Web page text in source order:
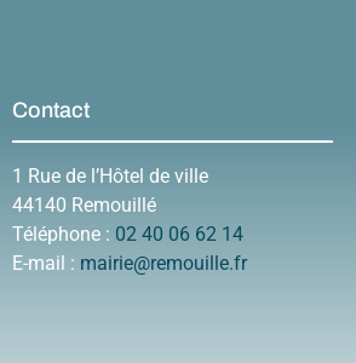
Contact
1 Rue de l’Hôtel de ville
44140 Remouillé
Téléphone : 02 40 06 62 14
E-mail : mairie@remouille.fr